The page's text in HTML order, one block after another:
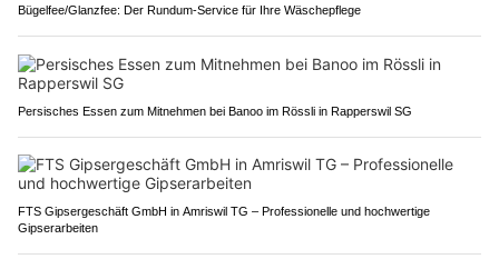
Bügelfee/Glanzfee: Der Rundum-Service für Ihre Wäschepflege
Persisches Essen zum Mitnehmen bei Banoo im Rössli in Rapperswil SG
FTS Gipsergeschäft GmbH in Amriswil TG – Professionelle und hochwertige
Gipserarbeiten